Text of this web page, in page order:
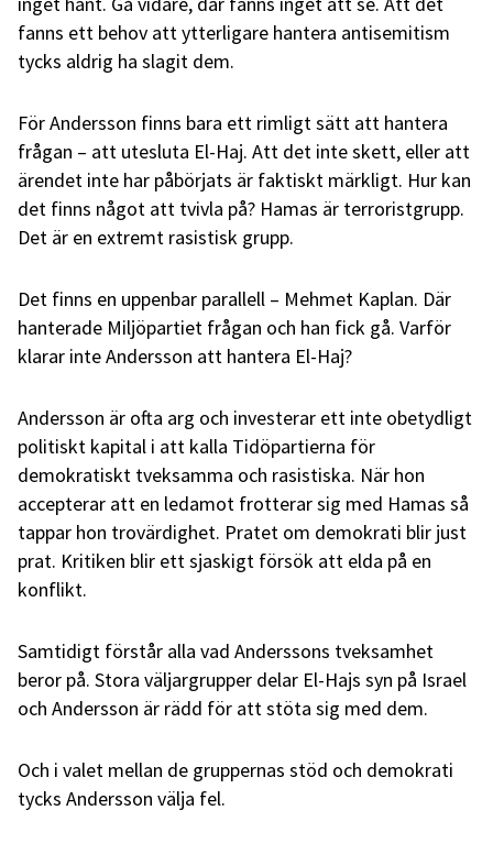
fanns ett behov att ytterligare hantera antisemitism
tycks aldrig ha slagit dem.
För Andersson finns bara ett rimligt sätt att hantera
frågan – att utesluta El-Haj. Att det inte skett, eller att
ärendet inte har påbörjats är faktiskt märkligt. Hur kan
det finns något att tvivla på? Hamas är terroristgrupp.
Det är en extremt rasistisk grupp.
Det finns en uppenbar parallell – Mehmet Kaplan. Där
hanterade Miljöpartiet frågan och han fick gå. Varför
klarar inte Andersson att hantera El-Haj?
Andersson är ofta arg och investerar ett inte obetydligt
politiskt kapital i att kalla Tidöpartierna för
demokratiskt tveksamma och rasistiska. När hon
accepterar att en ledamot frotterar sig med Hamas så
tappar hon trovärdighet. Pratet om demokrati blir just
prat. Kritiken blir ett sjaskigt försök att elda på en
konflikt.
Samtidigt förstår alla vad Anderssons tveksamhet
beror på. Stora väljargrupper delar El-Hajs syn på Israel
och Andersson är rädd för att stöta sig med dem.
Och i valet mellan de gruppernas stöd och demokrati
tycks Andersson välja fel.